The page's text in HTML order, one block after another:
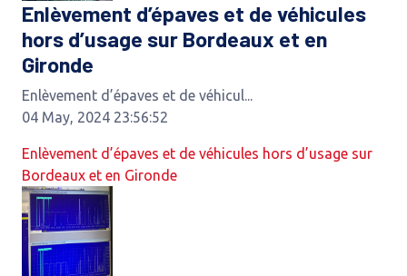
Enlèvement d’épaves et de véhicules
hors d’usage sur Bordeaux et en
Gironde
Enlèvement d’épaves et de véhicul...
04 May, 2024 23:56:52
Enlèvement d’épaves et de véhicules hors d’usage sur
Bordeaux et en Gironde